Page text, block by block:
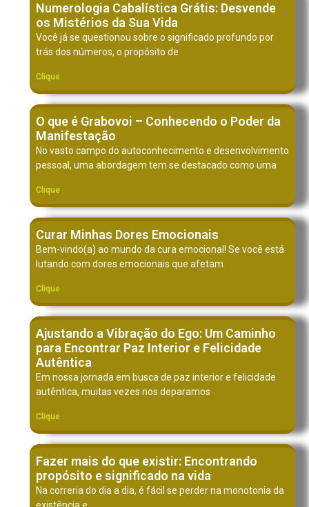
Numerologia Cabalística Grátis: Desvende
os Mistérios da Sua Vida
Você já se questionou sobre o significado profundo por
trás dos números, o propósito de
Clique
O que é Grabovoi – Conhecendo o Poder da
Manifestação
No vasto campo do autoconhecimento e desenvolvimento
pessoal, uma abordagem tem se destacado como uma
Clique
Curar Minhas Dores Emocionais
Bem-vindo(a) ao mundo da cura emocional! Se você está
lutando com dores emocionais que afetam
Clique
Ajustando a Vibração do Ego: Um Caminho
para Encontrar Paz Interior e Felicidade
Autêntica
Em nossa jornada em busca de paz interior e felicidade
autêntica, muitas vezes nos deparamos
Clique
Fazer mais do que existir: Encontrando
propósito e significado na vida
Na correria do dia a dia, é fácil se perder na monotonia da